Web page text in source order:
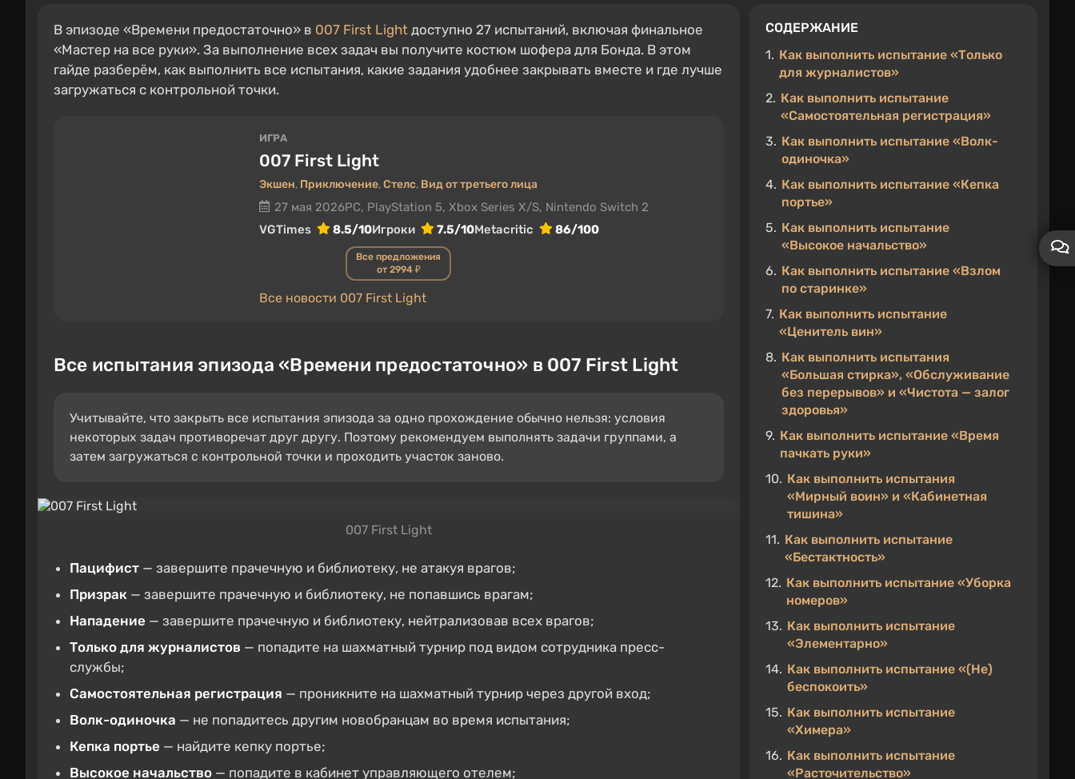
СОДЕРЖАНИЕ
1. Как выполнить испытание «Только
для журналистов»
2. Как выполнить испытание
«Самостоятельная регистрация»
3. Как выполнить испытание «Волк-
одиночка»
4. Как выполнить испытание «Кепка
портье»
5. Как выполнить испытание
«Высокое начальство»
6. Как выполнить испытание «Взлом
по старинке»
7. Как выполнить испытание
«Ценитель вин»
8. Как выполнить испытания
«Большая стирка», «Обслуживание
без перерывов» и «Чистота — залог
здоровья»
9. Как выполнить испытание «Время
пачкать руки»
10. Как выполнить испытания
«Мирный воин» и «Кабинетная
тишина»
11. Как выполнить испытание
«Бестактность»
12. Как выполнить испытание «Уборка
номеров»
13. Как выполнить испытание
«Элементарно»
14. Как выполнить испытание «(Не)
беспокоить»
15. Как выполнить испытание
«Химера»
16. Как выполнить испытание
«Расточительство»
В эпизоде «Времени предостаточно» в 007 First Light доступно 27 испытаний, включая финальное
«Мастер на все руки». За выполнение всех задач вы получите костюм шофера для Бонда. В этом
гайде разберём, как выполнить все испытания, какие задания удобнее закрывать вместе и где лучше
загружаться с контрольной точки.
ИГРА
007 First Light
Экшен, Приключение,Стелс, Вид от третьего лица
27 мая 2026PC, PlayStation 5, Xbox Series X/S, Nintendo Switch 2
VGTimes
8.5/10Игроки 7.5/10Metacritic 86/100
Все новости 007 First Light
Все предложения
от 2994 ₽
Все испытания эпизода «Времени предостаточно» в 007 First Light
Учитывайте, что закрыть все испытания эпизода за одно прохождение обычно нельзя: условия
некоторых задач противоречат друг другу. Поэтому рекомендуем выполнять задачи группами, а
затем загружаться с контрольной точки и проходить участок заново.
007 First Light
Пацифист — завершите прачечную и библиотеку, не атакуя врагов;
Призрак — завершите прачечную и библиотеку, не попавшись врагам;
Нападение — завершите прачечную и библиотеку, нейтрализовав всех врагов;
Только для журналистов — попадите на шахматный турнир под видом сотрудника пресс-
службы;
Самостоятельная регистрация — проникните на шахматный турнир через другой вход;
Волк-одиночка — не попадитесь другим новобранцам во время испытания;
Кепка портье — найдите кепку портье;
Высокое начальство — попадите в кабинет управляющего отелем;